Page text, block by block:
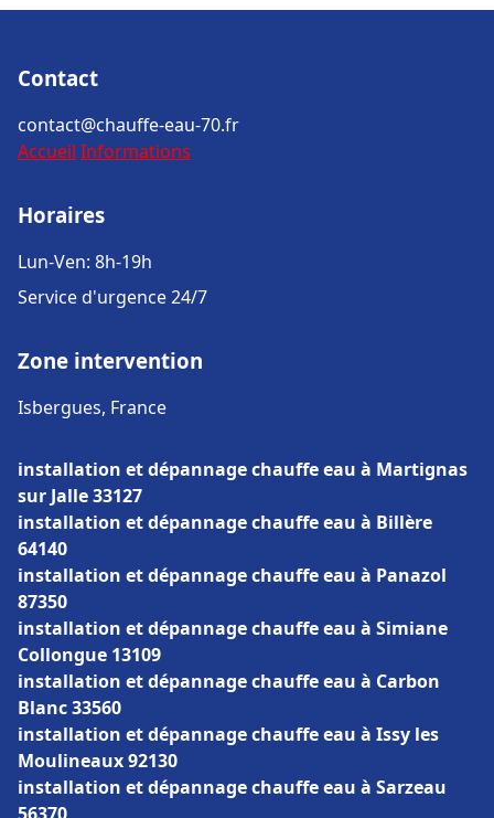
Contact
contact@chauffe-eau-70.fr
Accueil Informations
Horaires
Lun-Ven: 8h-19h
Service d'urgence 24/7
Zone intervention
Isbergues, France
installation et dépannage chauffe eau à Martignas
sur Jalle 33127
installation et dépannage chauffe eau à Billère
64140
installation et dépannage chauffe eau à Panazol
87350
installation et dépannage chauffe eau à Simiane
Collongue 13109
installation et dépannage chauffe eau à Carbon
Blanc 33560
installation et dépannage chauffe eau à Issy les
Moulineaux 92130
installation et dépannage chauffe eau à Sarzeau